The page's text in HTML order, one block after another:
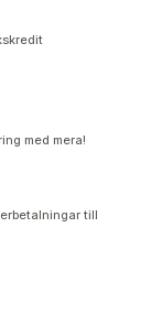
med mera!
till